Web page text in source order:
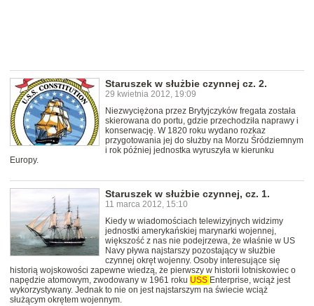
Staruszek w służbie czynnej cz. 2.
29 kwietnia 2012, 19:09
Niezwyciężona przez Brytyjczyków fregata została
skierowana do portu, gdzie przechodziła naprawy i
konserwację. W 1820 roku wydano rozkaz
przygotowania jej do służby na Morzu Śródziemnym
i rok później jednostka wyruszyła w kierunku
Europy.
Staruszek w służbie czynnej, cz. 1.
11 marca 2012, 15:10
Kiedy w wiadomościach telewizyjnych widzimy
jednostki amerykańskiej marynarki wojennej,
większość z nas nie podejrzewa, że właśnie w US
Navy pływa najstarszy pozostający w służbie
czynnej okręt wojenny. Osoby interesujące się
historią wojskowości zapewne wiedzą, że pierwszy w historii lotniskowiec o
napędzie atomowym, zwodowany w 1961 roku USS Enterprise, wciąż jest
wykorzystywany. Jednak to nie on jest najstarszym na świecie wciąż
służącym okrętem wojennym.